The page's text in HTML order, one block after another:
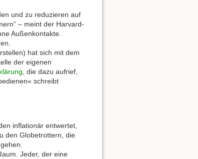
und zu reduzieren auf
– meint der Harvard-
Außenkontakte.
hat sich mit dem
der eigenen
, die dazu aufrief,
schreibt
inflationär entwertet,
den Globetrottern, die
Jeder, der eine